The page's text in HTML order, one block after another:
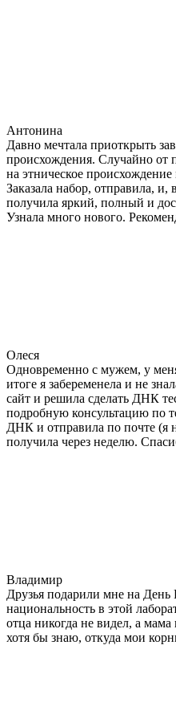
Антонина
Давно мечтала приоткрыть
происхождения. Случайно от
на этническое
Заказала набор, отправила, и,
получила яркий, полный и
Узнала много нового.
Олеся
Одновременно с мужем, у
итоге я забеременела и не
сайт и решила сделать ДНК
подробную консультацию по
ДНК и отправила по почте (я
получила через неделю.
Владимир
Друзья подарили мне на День
национальность в этой
отца никогда не видел, а
хотя бы знаю, откуда мои